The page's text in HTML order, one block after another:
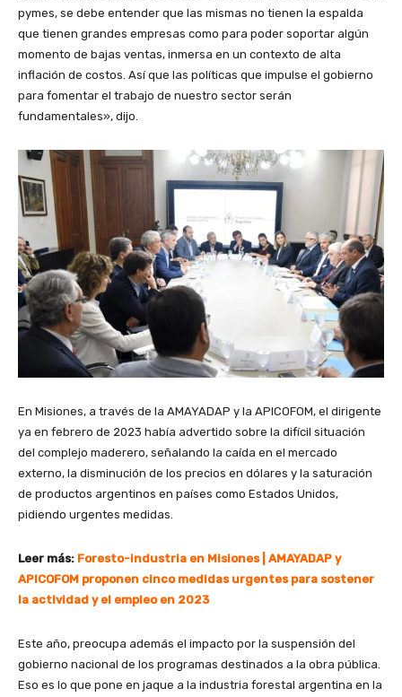
pymes, se debe entender que las mismas no tienen la espalda
que tienen grandes empresas como para poder soportar algún
momento de bajas ventas, inmersa en un contexto de alta
inflación de costos. Así que las políticas que impulse el gobierno
para fomentar el trabajo de nuestro sector serán
fundamentales», dijo.
En Misiones, a través de la AMAYADAP y la APICOFOM, el dirigente
ya en febrero de 2023 había advertido sobre la difícil situación
del complejo maderero, señalando la caída en el mercado
externo, la disminución de los precios en dólares y la saturación
de productos argentinos en países como Estados Unidos,
pidiendo urgentes medidas.
Leer más: Foresto-industria en Misiones | AMAYADAP y
APICOFOM proponen cinco medidas urgentes para sostener
la actividad y el empleo en 2023
Este año, preocupa además el impacto por la suspensión del
gobierno nacional de los programas destinados a la obra pública.
Eso es lo que pone en jaque a la industria forestal argentina en la